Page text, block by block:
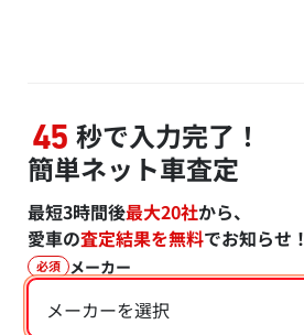
45 秒で入力完了！
簡単ネット車査定
最短3時間後最大20社から、
愛車の査定結果を無料でお知らせ！
必須 メーカー
メーカーを選択